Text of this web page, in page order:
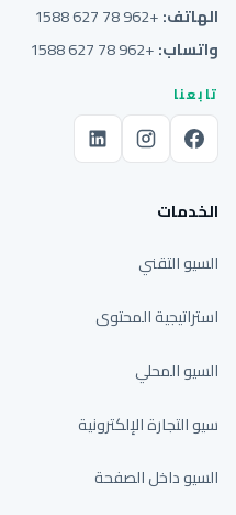
الهاتف:+962 78 627 1588
واتساب:+962 78 627 1588
تابعنا
الخدمات
السيو التقني
استراتيجية المحتوى
السيو المحلي
سيو التجارة الإلكترونية
السيو داخل الصفحة